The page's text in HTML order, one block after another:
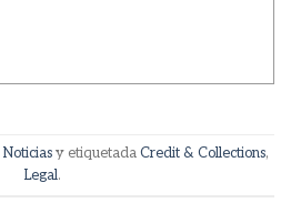
Noticiasy etiquetadaCredit & Collections,
Legal.